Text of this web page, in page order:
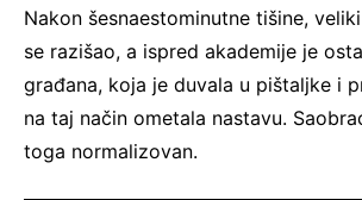
Nakon šesnaestominutne tišine,
se razišao, a ispred akademije je
građana, koja je duvala u pištaljke i
na taj način ometala nastavu.
toga normalizovan.